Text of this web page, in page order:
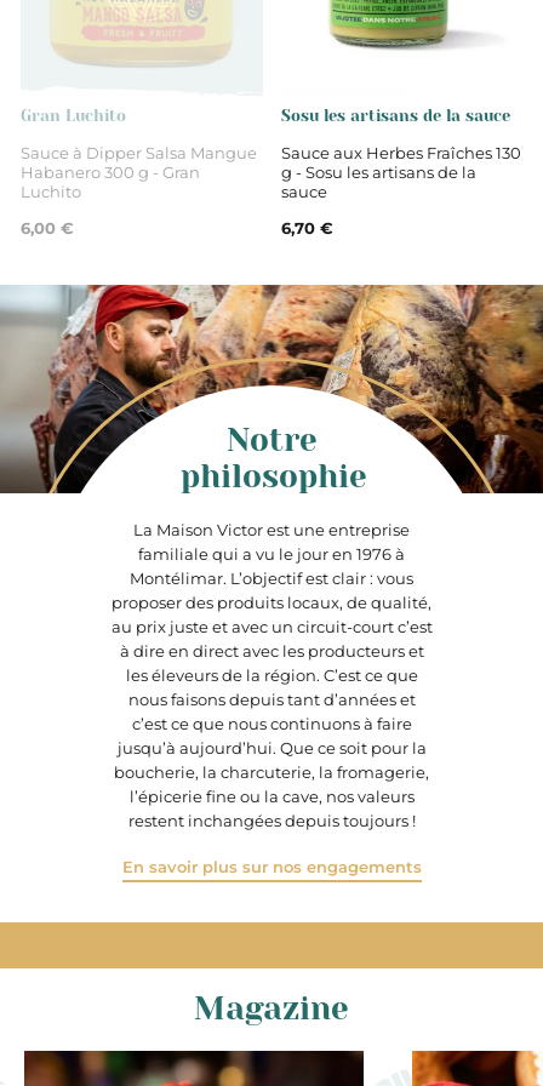
Gran Luchito
Sauce à Dipper Salsa Mangue
Habanero 300 g - Gran
Luchito
6,00 €
Sosu les artisans de la sauce
Sauce aux Herbes Fraîches 130
g - Sosu les artisans de la
sauce
6,70 €
La Maison Victor est une entreprise
familiale qui a vu le jour en 1976 à
Montélimar. L’objectif est clair : vous
proposer des produits locaux, de qualité,
au prix juste et avec un circuit-court c’est
à dire en direct avec les producteurs et
les éleveurs de la région. C’est ce que
nous faisons depuis tant d’années et
c’est ce que nous continuons à faire
jusqu’à aujourd’hui. Que ce soit pour la
boucherie, la charcuterie, la fromagerie,
l’épicerie fine ou la cave, nos valeurs
restent inchangées depuis toujours !
En savoir plus sur nos engagements
Notre
philosophie
Magazine